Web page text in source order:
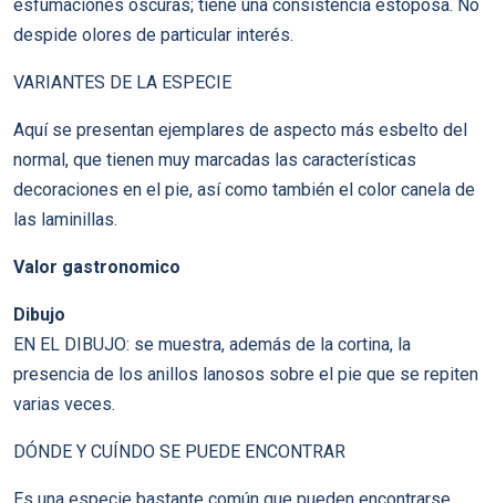
esfumaciones oscuras; tiene una consistencia estoposa. No
despide olores de particular interés.
VARIANTES DE LA ESPECIE
Aquí se presentan ejemplares de aspecto más esbelto del
normal, que tienen muy marcadas las características
decoraciones en el pie, así como también el color canela de
las laminillas.
Valor gastronomico
Dibujo
EN EL DIBUJO: se muestra, además de la cortina, la
presencia de los anillos lanosos sobre el pie que se repiten
varias veces.
DÓNDE Y CUÍNDO SE PUEDE ENCONTRAR